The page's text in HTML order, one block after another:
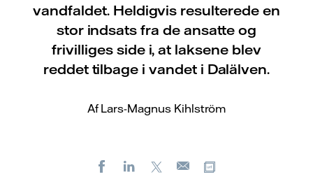
vandfaldet. Heldigvis resulterede en
stor indsats fra de ansatte og
frivilliges side i, at laksene blev
reddet tilbage i vandet i Dalälven.
Af Lars-Magnus Kihlström
FacebookLinkedIn
E-